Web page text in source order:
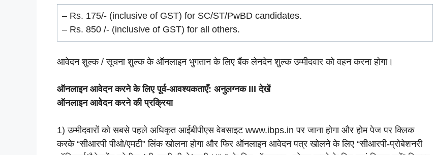
– Rs. 175/- (inclusive of GST) for SC/ST/PwBD candidates.
– Rs. 850 /- (inclusive of GST) for all others.
आवेदन शुल्क / सूचना शुल्क के ऑनलाइन भुगतान के लिए बैंक लेनदेन शुल्क उम्मीदवार को वहन करना होगा।
ऑनलाइन आवेदन करने के लिए पूर्व-आवश्यकताएँ: अनुलग्नक III देखें
ऑनलाइन आवेदन करने की प्रक्रिया
1) उम्मीदवारों को सबसे पहले अधिकृत आईबीपीएस वेबसाइट www.ibps.in पर जाना होगा और होम पेज पर क्लिक
करके “सीआरपी पीओ/एमटी” लिंक खोलना होगा और फिर ऑनलाइन आवेदन पत्र खोलने के लिए “सीआरपी-प्रोबेशनरी